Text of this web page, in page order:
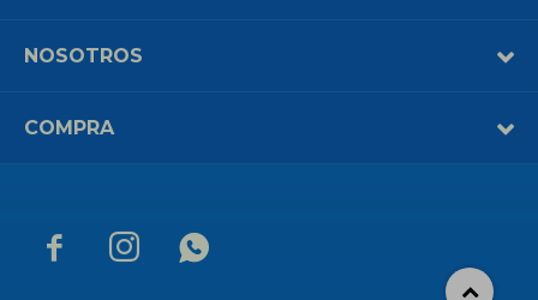
  
NOSOTROS
COMPRA